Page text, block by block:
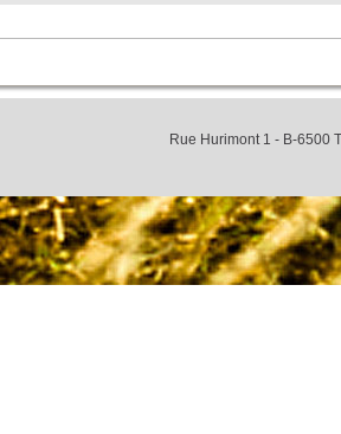
Rue Hurimont 1 - B-6500